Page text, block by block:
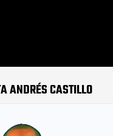
ANDRÉS CASTILLO